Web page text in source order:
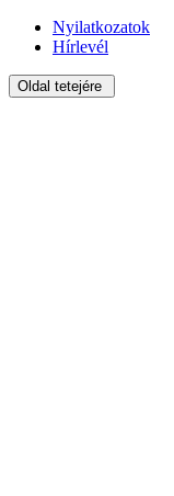
Nyilatkozatok
Hírlevél
Oldal tetejére